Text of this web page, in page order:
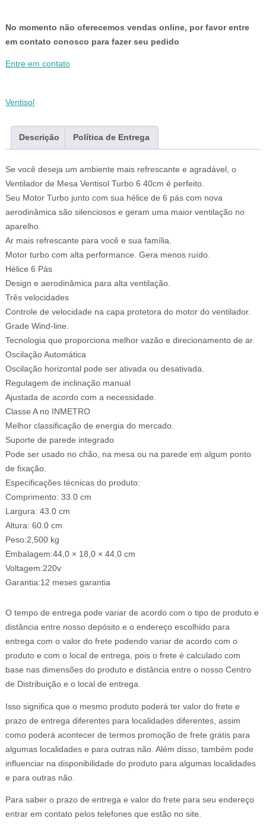
No momento não oferecemos vendas online, por favor entre
em contato conosco para fazer seu pedido
Entre em contato
Ventisol
Descrição Política de Entrega
Se você deseja um ambiente mais refrescante e agradável, o
Ventilador de Mesa Ventisol Turbo 6 40cm é perfeito.
Seu Motor Turbo junto com sua hélice de 6 pás com nova
aerodinâmica são silenciosos e geram uma maior ventilação no
aparelho.
Ar mais refrescante para você e sua família.
Motor turbo com alta performance. Gera menos ruído.
Hélice 6 Pás
Design e aerodinâmica para alta ventilação.
Três velocidades
Controle de velocidade na capa protetora do motor do ventilador.
Grade Wind-line.
Tecnologia que proporciona melhor vazão e direcionamento de ar.
Oscilação Automática
Oscilação horizontal pode ser ativada ou desativada.
Regulagem de inclinação manual
Ajustada de acordo com a necessidade.
Classe A no INMETRO
Melhor classificação de energia do mercado.
Suporte de parede integrado
Pode ser usado no chão, na mesa ou na parede em algum ponto
de fixação.
Especificações técnicas do produto:
Comprimento: 33.0 cm
Largura: 43.0 cm
Altura: 60.0 cm
Peso:2,500 kg
Embalagem:44,0 × 18,0 × 44,0 cm
Voltagem:220v
Garantia:12 meses garantia
O tempo de entrega pode variar de acordo com o tipo de produto e
distância entre nosso depósito e o endereço escolhido para
entrega com o valor do frete podendo variar de acordo com o
produto e com o local de entrega, pois o frete é calculado com
base nas dimensões do produto e distância entre o nosso Centro
de Distribuição e o local de entrega.
Isso significa que o mesmo produto poderá ter valor do frete e
prazo de entrega diferentes para localidades diferentes, assim
como poderá acontecer de termos promoção de frete grátis para
algumas localidades e para outras não. Além disso, também pode
influenciar na disponibilidade do produto para algumas localidades
e para outras não.
Para saber o prazo de entrega e valor do frete para seu endereço
entrar em contato pelos telefones que estão no site.